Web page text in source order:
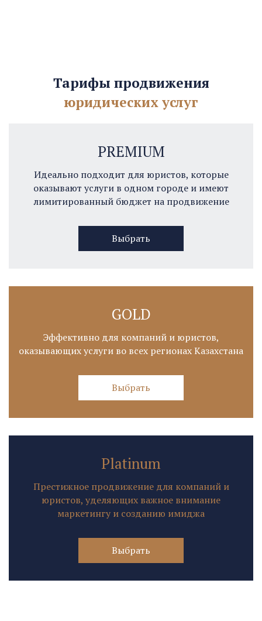
Тарифы продвижения
юридических услуг
PREMIUM
Идеально подходит для юристов, которые
оказывают услуги в одном городе и имеют
лимитированный бюджет на продвижение
Выбрать
GOLD
Эффективно для компаний и юристов,
оказывающих услуги во всех регионах Казахстана
Выбрать
Platinum
Престижное продвижение для компаний и
юристов, уделяющих важное внимание
маркетингу и созданию имиджа
Выбрать